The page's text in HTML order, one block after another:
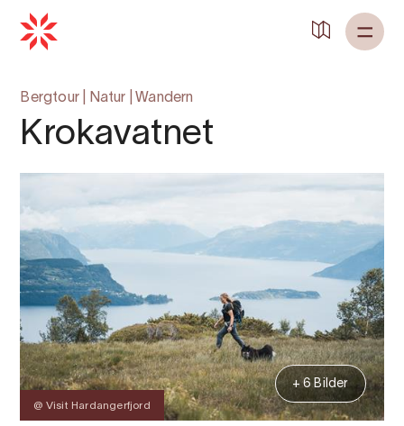
Bergtour Natur Wandern
Krokavatnet
@ Visit Hardangerfjord
+ 6 Bilder